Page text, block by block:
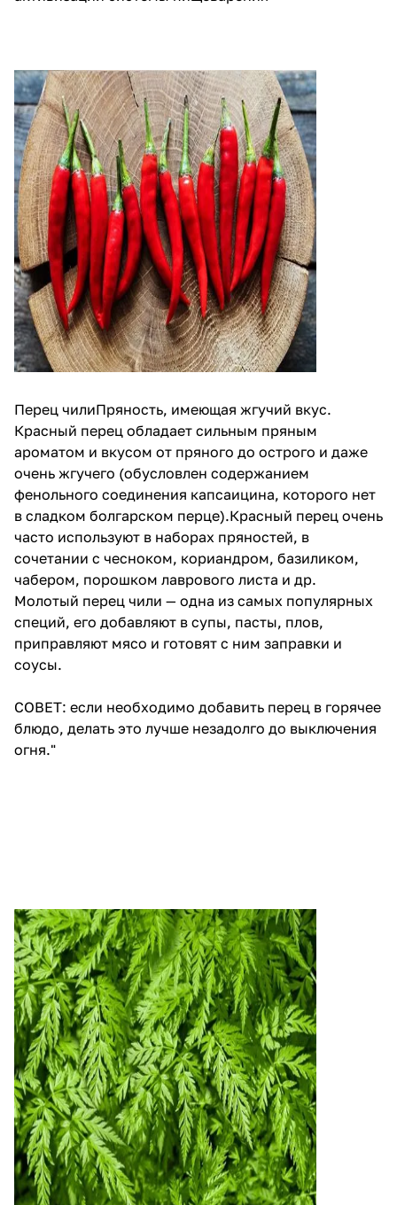
Перец чилиПряность, имеющая жгучий вкус.
Красный перец обладает сильным пряным
ароматом и вкусом от пряного до острого и даже
очень жгучего (обусловлен содержанием
фенольного соединения капсаицина, которого нет
в сладком болгарском перце).Красный перец очень
часто используют в наборах пряностей, в
сочетании с чесноком, кориандром, базиликом,
чабером, порошком лаврового листа и др.
Молотый перец чили — одна из самых популярных
специй, его добавляют в супы, пасты, плов,
приправляют мясо и готовят с ним заправки и
соусы.
СОВЕТ: если необходимо добавить перец в горячее
блюдо, делать это лучше незадолго до выключения
огня."